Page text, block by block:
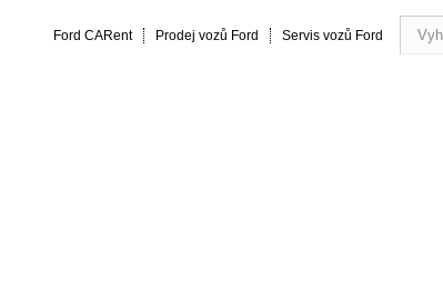
Ford CARent Prodej vozů Ford Servis vozů Ford